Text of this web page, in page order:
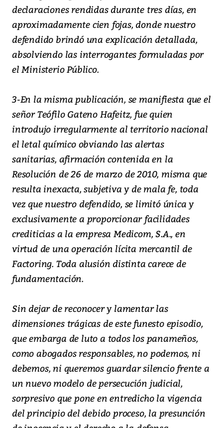
declaraciones rendidas durante tres días, en
aproximadamente cien fojas, donde nuestro
defendido brindó una explicación detallada,
absolviendo las interrogantes formuladas por
el Ministerio Público.
3-En la misma publicación, se manifiesta que el
señor Teófilo Gateno Hafeitz, fue quien
introdujo irregularmente al territorio nacional
el letal químico obviando las alertas
sanitarias, afirmación contenida en la
Resolución de 26 de marzo de 2010, misma que
resulta inexacta, subjetiva y de mala fe, toda
vez que nuestro defendido, se limitó única y
exclusivamente a proporcionar facilidades
crediticias a la empresa Medicom, S.A., en
virtud de una operación lícita mercantil de
Factoring. Toda alusión distinta carece de
fundamentación.
Sin dejar de reconocer y lamentar las
dimensiones trágicas de este funesto episodio,
que embarga de luto a todos los panameños,
como abogados responsables, no podemos, ni
debemos, ni queremos guardar silencio frente a
un nuevo modelo de persecución judicial,
sorpresivo que pone en entredicho la vigencia
del principio del debido proceso, la presunción